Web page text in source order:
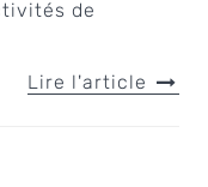
de
Lire l'article